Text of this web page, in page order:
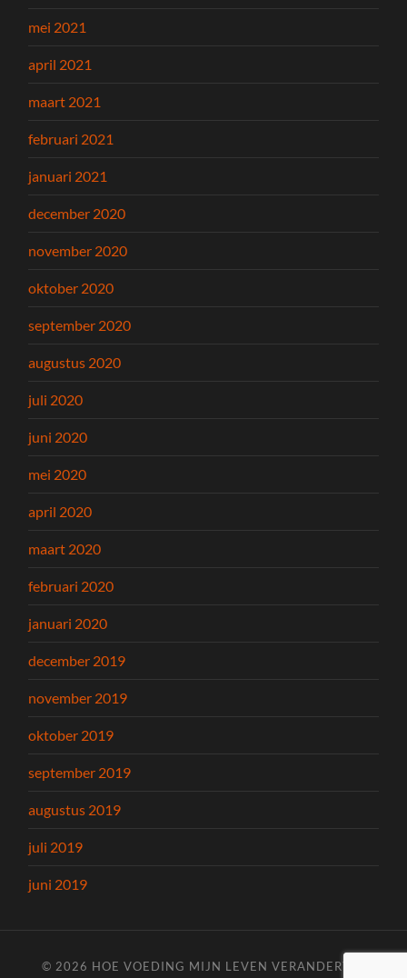
mei 2021
april 2021
maart 2021
februari 2021
januari 2021
december 2020
november 2020
oktober 2020
september 2020
augustus 2020
juli 2020
juni 2020
mei 2020
april 2020
maart 2020
februari 2020
januari 2020
december 2019
november 2019
oktober 2019
september 2019
augustus 2019
juli 2019
juni 2019
© 2026 HOE VOEDING MIJN LEVEN VERANDERT